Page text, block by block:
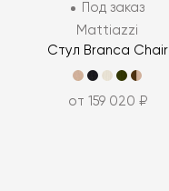
Под заказ
Mattiazzi
Стул Branca Chair
от 159 020 ₽